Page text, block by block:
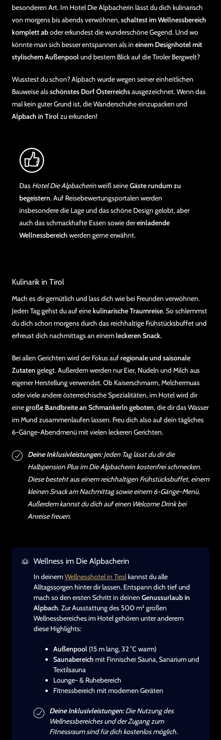
besonderen Art. Im Hotel Die Alpbacherin lässt du dich kulinarisch
von morgens bis abends verwöhnen,schaltest im Wellnessbereich
komplett aboder erkundest die wunderschöne Gegend. Und wo
könnte man sich besser entspannen als in einem Designhotel mit
stylischem Außenpoolund bestem Blick auf die Tiroler Bergwelt?
Wusstest du schon? Alpbach wurde wegen seiner einheitlichen
Bauweise alsschönstes Dorf Österreichsausgezeichnet. Wenn das
mal kein guter Grund ist, die Wanderschuhe einzupacken und
Alpbach in Tirolzu erkunden!
Das Hotel Die Alpbacherinweiß seineGäste rundum zu
begeistern. Auf Reisebewertungsportalen werden
insbesondere die Lage und das schöne Design gelobt, aber
auch das schmackhafte Essen sowie dereinladende
Wellnessbereich werden gerne erwähnt.
Kulinarik in Tirol
Mach es dir gemütlich und lass dich wie bei Freunden verwöhnen.
Jeden Tag gehst du auf einekulinarische Traumreise. So schlemmst
du dich schon morgens durch das reichhaltige Frühstücksbuffet und
erfreust dich nachmittags an einemleckeren Snack.
Bei allen Gerichten wird der Fokus aufregionale und saisonale
Zutaten gelegt. Außerdem werden nur Eier, Nudeln und Milch aus
eigener Herstellung verwendet. Ob Kaiserschmarrn, Melchermuas
oder viele andere österreichische Spezialitäten, im Hotel wird dir
einegroße Bandbreite an Schmankerln geboten, die dir das Wasser
im Mund zusammenlaufen lassen. Freu dich also auf dein tägliches
6-Gänge-Abendmenü mit vielen leckeren Gerichten.
Deine Inklusivleistungen:Jeden Tag lässt du dir die
Halbpension Plus im Die Alpbacherin kostenfrei schmecken.
Diese besteht aus einem reichhaltigen Frühstücksbuffet, einem
kleinen Snack am Nachmittag sowie einem 6-Gänge-Menü.
Außerdem kannst du dich auf einen Welcome Drink bei
Anreise freuen.
Wellness im Die Alpbacherin
In deinemWellnesshotel in Tirolkannst du alle
Alltagssorgen hinter dir lassen. Entspann dich tief und
mach so den ersten Schritt in deinen Genussurlaub in
Alpbach. Zur Ausstattung des 500 m² großen
Wellnessbereiches im Hotel gehören unter anderem
diese Highlights:
Außenpool (15 m lang, 32 °C warm)
Saunabereich mit Finnischer Sauna, Sanarium und
Textilsauna
Lounge- & Ruhebereich
Fitnessbereich mit modernen Geräten
Deine Inklusivleistungen:Die Nutzung des
Wellnessbereiches und der Zugang zum
Fitnessraum sind für dich kostenlos möglich.